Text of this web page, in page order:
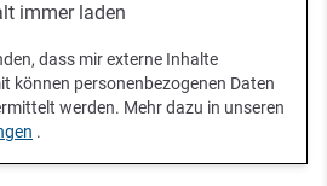
immer laden
dass mir externe Inhalte
können personenbezogenen Daten
werden. Mehr dazu in unseren
.